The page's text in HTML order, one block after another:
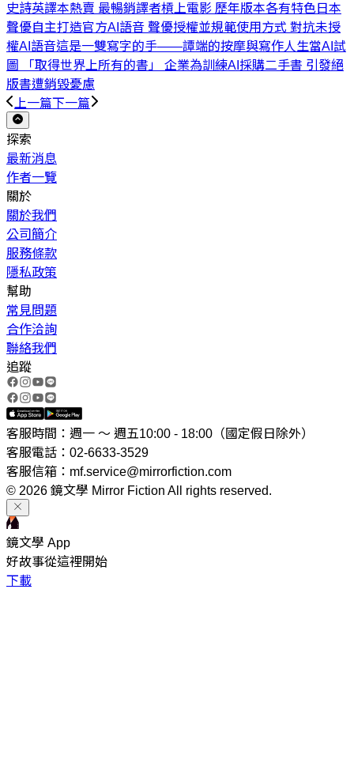
史詩英譯本熱賣 最暢銷譯者槓上電影 歷年版本各有特色 日本
聲優自主打造官方AI語音 聲優授權並規範使用方式 對抗未授
權AI語音這是一雙寫字的手——譚端的按摩與寫作人生當AI試
圖 「取得世界上所有的書」 企業為訓練AI採購二手書 引發絕
版書遭銷毀憂慮
上一篇下一篇
探索
最新消息
作者一覽
關於
關於我們
公司簡介
服務條款
隱私政策
幫助
常見問題
合作洽詢
聯絡我們
追蹤
客服時間：週一 ～ 週五10:00 - 18:00（國定假日除外）
客服電話：02-6633-3529
客服信箱：mf.service@mirrorfiction.com
© 2026 鏡文學 Mirror Fiction All rights reserved.
鏡文學 App
好故事從這裡開始
下載